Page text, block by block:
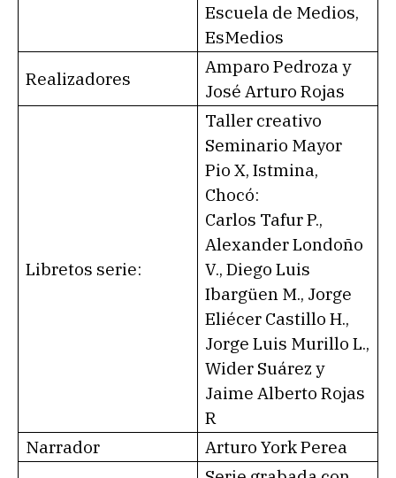
Escuela de Medios,
EsMedios
Realizadores
Amparo Pedroza y
José Arturo Rojas
Libretos serie:
Taller creativo
Seminario Mayor
Pio X, Istmina,
Chocó:
Carlos Tafur P.,
Alexander Londoño
V., Diego Luis
Ibargüen M., Jorge
Eliécer Castillo H.,
Jorge Luis Murillo L.,
Wider Suárez y
Jaime Alberto Rojas
R
Narrador
Arturo York Perea